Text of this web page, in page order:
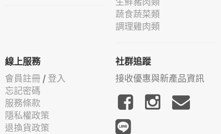
蔬食蔬菜類
調理雞肉類
線上服務
會員註冊 / 登入
忘記密碼
服務條款
隱私權政策
退換貨政策
社群追蹤
接收優惠與新產品資訊